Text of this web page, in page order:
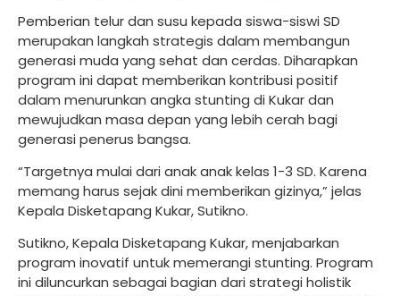
Pemberian telur dan susu kepada siswa-siswi SD
merupakan langkah strategis dalam membangun
generasi muda yang sehat dan cerdas. Diharapkan
program ini dapat memberikan kontribusi positif
dalam menurunkan angka stunting di Kukar dan
mewujudkan masa depan yang lebih cerah bagi
generasi penerus bangsa.
“Targetnya mulai dari anak anak kelas 1-3 SD. Karena
memang harus sejak dini memberikan gizinya,” jelas
Kepala Disketapang Kukar, Sutikno.
Sutikno, Kepala Disketapang Kukar, menjabarkan
program inovatif untuk memerangi stunting. Program
ini diluncurkan sebagai bagian dari strategi holistik